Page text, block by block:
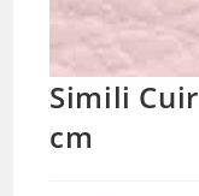
Simili
cm